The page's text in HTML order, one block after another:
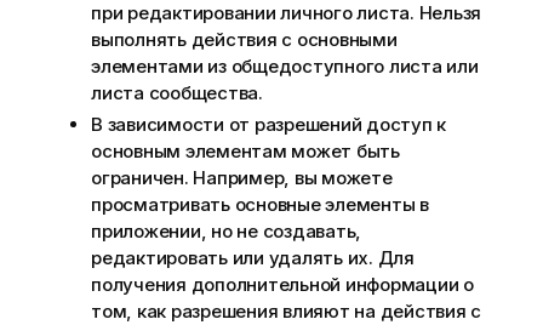
при редактировании личного листа. Нельзя
выполнять действия с основными
элементами из общедоступного листа или
листа сообщества.
В зависимости от разрешений доступ к
основным элементам может быть
ограничен. Например, вы можете
просматривать основные элементы в
приложении, но не создавать,
редактировать или удалять их. Для
получения дополнительной информации о
том, как разрешения влияют на действия с